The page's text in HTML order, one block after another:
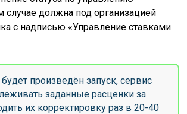
случае должна под организацией
с надписью «Управление ставками
произведён запуск, сервис
заданные расценки за
их корректировку раз в 20-40